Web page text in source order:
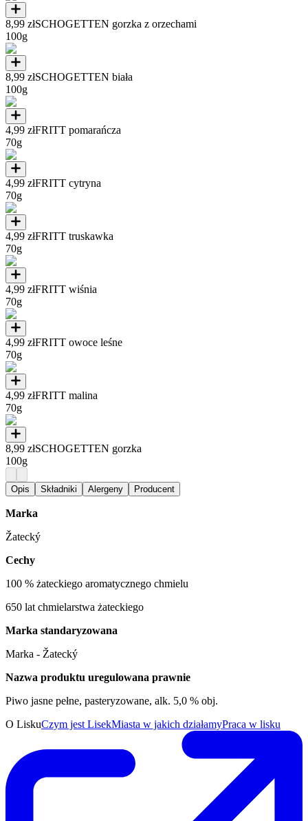
8,99 złSCHOGETTEN gorzka z orzechami
100g
8,99 złSCHOGETTEN biała
100g
4,99 złFRITT pomarańcza
70g
4,99 złFRITT cytryna
70g
4,99 złFRITT truskawka
70g
4,99 złFRITT wiśnia
70g
4,99 złFRITT owoce leśne
70g
4,99 złFRITT malina
70g
8,99 złSCHOGETTEN gorzka
100g
Opis Składniki Alergeny Producent
Marka
Žatecký
Cechy
100 % żateckiego aromatycznego chmielu
650 lat chmielarstwa żateckiego
Marka standaryzowana
Marka - Žatecký
Nazwa produktu uregulowana prawnie
Piwo jasne pełne, pasteryzowane, alk. 5,0 % obj.
O LiskuCzym jest LisekMiasta w jakich działamyPraca w lisku